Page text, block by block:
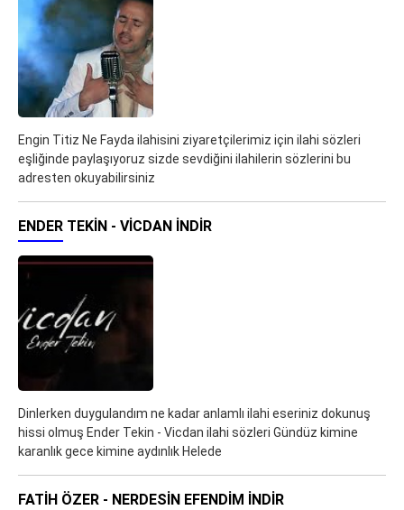
Engin Titiz Ne Fayda ilahisini ziyaretçilerimiz için ilahi sözleri
eşliğinde paylaşıyoruz sizde sevdiğini ilahilerin sözlerini bu
adresten okuyabilirsiniz
ENDER TEKIN - VICDAN İNDIR
Dinlerken duygulandım ne kadar anlamlı ilahi eseriniz dokunuş
hissi olmuş Ender Tekin - Vicdan ilahi sözleri Gündüz kimine
karanlık gece kimine aydınlık Helede
FATIH ÖZER - NERDESIN EFENDIM İNDIR